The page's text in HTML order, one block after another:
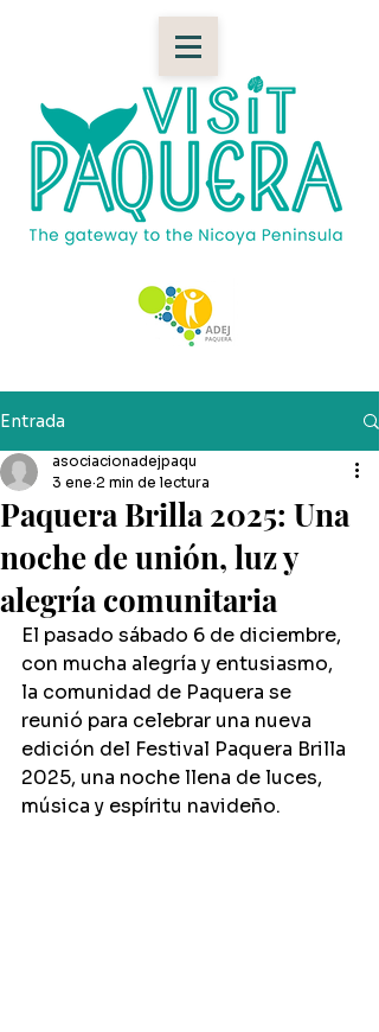
Entrada
Paquera Brilla 2025: Una
noche de unión, luz y
alegría comunitaria
asociacionadejpaqu
3 ene 2 min de lectura
El pasado sábado 6 de diciembre,
con mucha alegría y entusiasmo,
la comunidad de Paquera se
reunió para celebrar una nueva
edición del Festival Paquera Brilla
2025, una noche llena de luces,
música y espíritu navideño.